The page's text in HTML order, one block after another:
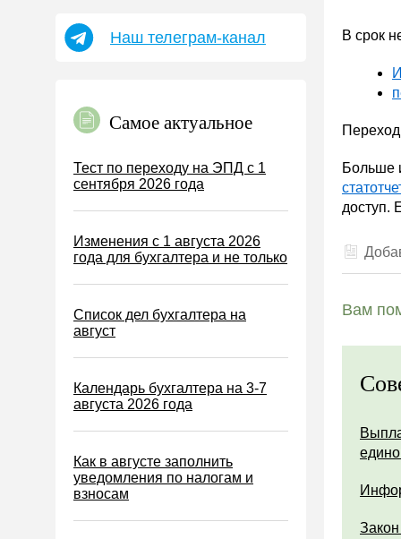
УСН
Земельный налог
Налог на рекламу
Торговый сбор
Туристический налог
Водный налог
Экологический налог
Налог на игорный бизнес
Акцизы
Возврат и зачет налогов
Налоговые проверки
Наш телеграм-канал
Самое актуальное
Тест по переходу на ЭПД с 1
сентября 2026 года
Изменения с 1 августа 2026
года для бухгалтера и не только
Список дел бухгалтера на
август
Календарь бухгалтера на 3-7
августа 2026 года
Как в августе заполнить
уведомления по налогам и
взносам
В срок
Больше
доступ.
Вам